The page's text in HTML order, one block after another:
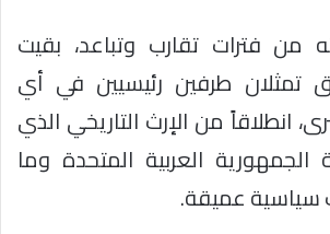
فترات تقارب وتباعد، بقيت
تمثلان طرفين رئيسيين في أي
انطلاقاً من الإرث التاريخي الذي
العربية المتحدة وما
سياسية عميقة.